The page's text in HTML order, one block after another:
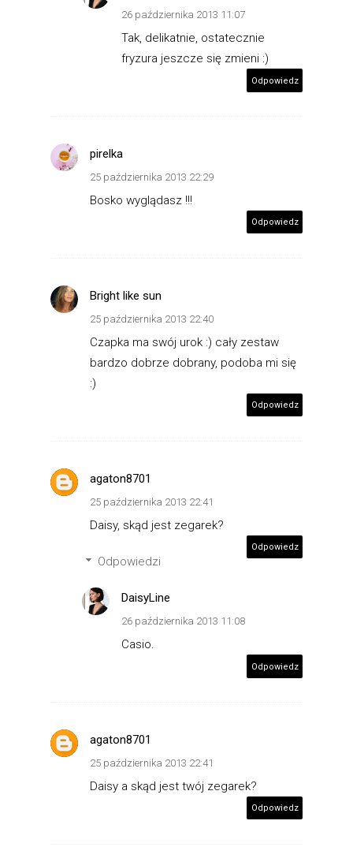
26 października 2013 11:07
Tak, delikatnie, ostatecznie
fryzura jeszcze się zmieni :)
Odpowiedz
pirelka
25 października 2013 22:29
Bosko wyglądasz !!!
Odpowiedz
Bright like sun
25 października 2013 22:40
Czapka ma swój urok :) cały zestaw
bardzo dobrze dobrany, podoba mi się
:)
Odpowiedz
agaton8701
25 października 2013 22:41
Daisy, skąd jest zegarek?
Odpowiedz
Odpowiedzi
DaisyLine
26 października 2013 11:08
Casio.
Odpowiedz
agaton8701
25 października 2013 22:41
Daisy a skąd jest twój zegarek?
Odpowiedz